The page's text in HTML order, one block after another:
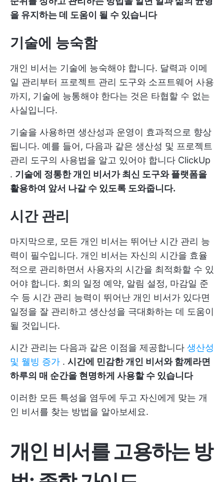
을 유지하는 데 도움이 될 수 있습니다
기술에 능숙함
개인 비서는 기술에 능숙해야 합니다. 달력과 이메
일 관리부터 프로젝트 관리 도구와 소프트웨어 사용
까지, 기술에 능통해야 한다는 것은 타협할 수 없는
사실입니다.
기술을 사용하면 생산성과 운영이 효과적으로 향상
됩니다. 예를 들어, 다음과 같은 생산성 및 프로젝트
관리 도구의 사용법을 알고 있어야 합니다 ClickUp
. 기술에 정통한 개인 비서가 최신 도구와 플랫폼을
활용하여 앞서 나갈 수 있도록 도와줍니다.
시간 관리
마지막으로, 모든 개인 비서는 뛰어난 시간 관리 능
력이 필수입니다. 개인 비서는 자신의 시간을 효율
적으로 관리하면서 사용자의 시간을 최적화할 수 있
어야 합니다. 회의 일정 예약, 알림 설정, 마감일 준
수 등 시간 관리 능력이 뛰어난 개인 비서가 있다면
일정을 잘 관리하고 생산성을 극대화하는 데 도움이
될 것입니다.
시간 관리는 다음과 같은 이점을 제공합니다 생산성
및 웰빙 증가 . 시간에 민감한 개인 비서와 함께라면
하루의 매 순간을 현명하게 사용할 수 있습니다
이러한 모든 특성을 염두에 두고 자신에게 맞는 개
인 비서를 찾는 방법을 알아보세요.
개인 비서를 고용하는 방